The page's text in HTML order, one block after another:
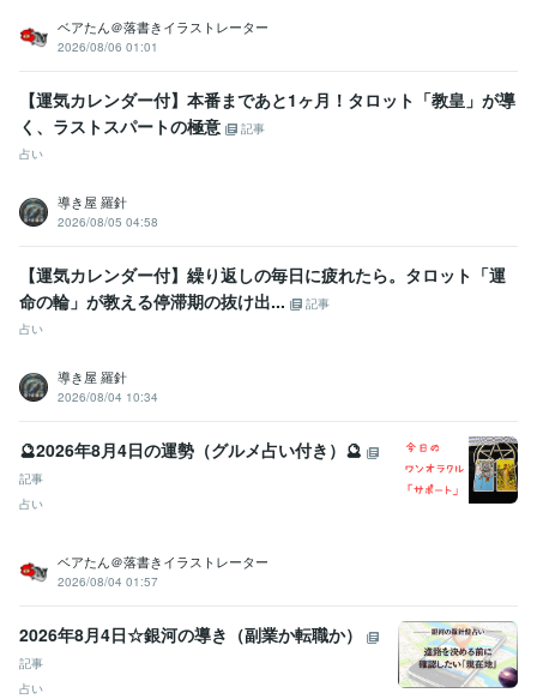
占い 生活改善向けの占い
占い 総合 人間関係
スピリチュアル
タロット
ベアたん＠落書きイラストレーター
2026/08/06 01:01
【運気カレンダー付】本番まであと1ヶ月！タロット「教皇」が導
く、ラストスパートの極意
記事
占い
導き屋 羅針
2026/08/05 04:58
【運気カレンダー付】繰り返しの毎日に疲れたら。タロット「運
命の輪」が教える停滞期の抜け出...
記事
占い
導き屋 羅針
2026/08/04 10:34
🔮2026年8月4日の運勢（グルメ占い付き）🔮
記事
占い
ベアたん＠落書きイラストレーター
2026/08/04 01:57
2026年8月4日☆銀河の導き（副業か転職か）
記事
占い